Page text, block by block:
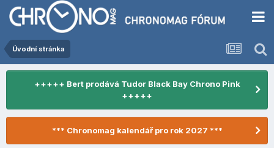
Úvodní stránka
+++++ Bert prodává Tudor Black Bay Chrono Pink
+++++
*** Chronomag kalendář pro rok 2027 ***